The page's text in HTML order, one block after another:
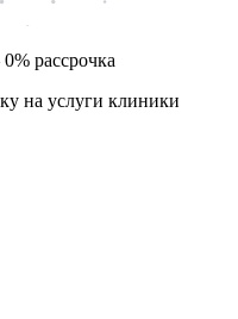
рассрочка
на услуги клиники